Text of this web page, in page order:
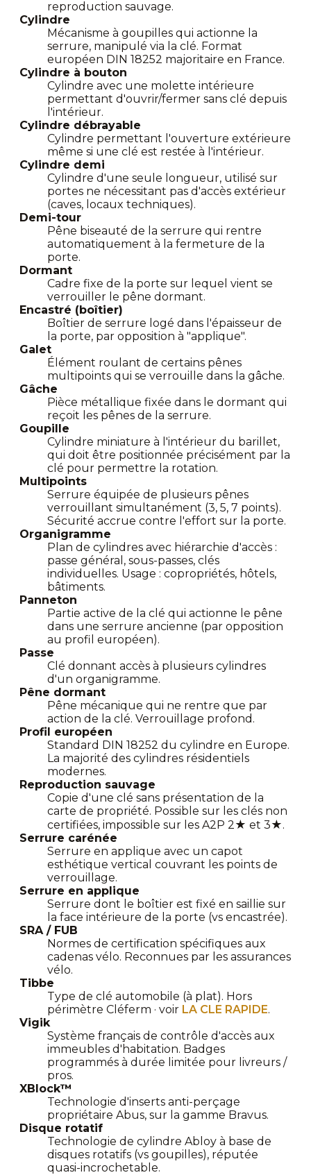
reproduction sauvage.
Cylindre
Mécanisme à goupilles qui actionne la
serrure, manipulé via la clé. Format
européen DIN 18252 majoritaire en France.
Cylindre à bouton
Cylindre avec une molette intérieure
permettant d'ouvrir/fermer sans clé depuis
l'intérieur.
Cylindre débrayable
Cylindre permettant l'ouverture extérieure
même si une clé est restée à l'intérieur.
Cylindre demi
Cylindre d'une seule longueur, utilisé sur
portes ne nécessitant pas d'accès extérieur
(caves, locaux techniques).
Demi-tour
Pêne biseauté de la serrure qui rentre
automatiquement à la fermeture de la
porte.
Dormant
Cadre fixe de la porte sur lequel vient se
verrouiller le pêne dormant.
Encastré (boîtier)
Boîtier de serrure logé dans l'épaisseur de
la porte, par opposition à "applique".
Galet
Élément roulant de certains pênes
multipoints qui se verrouille dans la gâche.
Gâche
Pièce métallique fixée dans le dormant qui
reçoit les pênes de la serrure.
Goupille
Cylindre miniature à l'intérieur du barillet,
qui doit être positionnée précisément par la
clé pour permettre la rotation.
Multipoints
Serrure équipée de plusieurs pênes
verrouillant simultanément (3, 5, 7 points).
Sécurité accrue contre l'effort sur la porte.
Organigramme
Plan de cylindres avec hiérarchie d'accès :
passe général, sous-passes, clés
individuelles. Usage : copropriétés, hôtels,
bâtiments.
Panneton
Partie active de la clé qui actionne le pêne
dans une serrure ancienne (par opposition
au profil européen).
Passe
Clé donnant accès à plusieurs cylindres
d'un organigramme.
Pêne dormant
Pêne mécanique qui ne rentre que par
action de la clé. Verrouillage profond.
Profil européen
Standard DIN 18252 du cylindre en Europe.
La majorité des cylindres résidentiels
modernes.
Reproduction sauvage
Copie d'une clé sans présentation de la
carte de propriété. Possible sur les clés non
certifiées, impossible sur les A2P 2★ et 3★.
Serrure carénée
Serrure en applique avec un capot
esthétique vertical couvrant les points de
verrouillage.
Serrure en applique
Serrure dont le boîtier est fixé en saillie sur
la face intérieure de la porte (vs encastrée).
SRA / FUB
Normes de certification spécifiques aux
cadenas vélo. Reconnues par les assurances
vélo.
Tibbe
Type de clé automobile (à plat). Hors
périmètre Cléferm · voir LA CLE RAPIDE.
Vigik
Système français de contrôle d'accès aux
immeubles d'habitation. Badges
programmés à durée limitée pour livreurs /
pros.
XBlock™
Technologie d'inserts anti-perçage
propriétaire Abus, sur la gamme Bravus.
Disque rotatif
Technologie de cylindre Abloy à base de
disques rotatifs (vs goupilles), réputée
quasi-incrochetable.